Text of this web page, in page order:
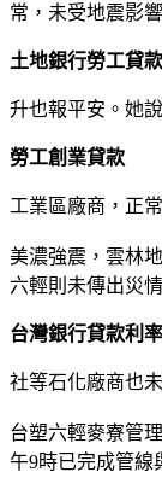
常，未受地震影
土地銀行勞工貸
升也報平安。她
勞工創業貸款
工業區廠商，正
美濃強震，雲林
六輕則未傳出災
台灣銀行貸款利率
社等石化廠商也
台塑六輕麥寮管
午9時已完成管線